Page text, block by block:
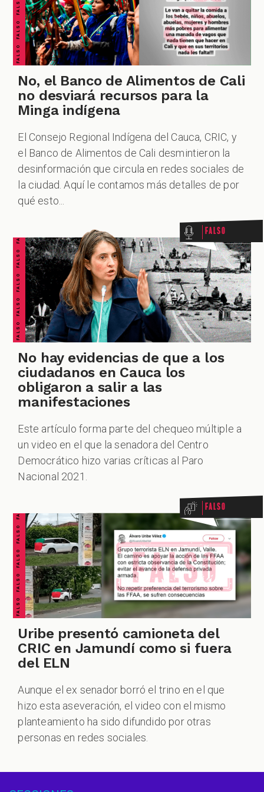
PODCAST
ZOOM
No, el Banco de Alimentos de Cali
no desviará recursos para la
Minga indígena
El Consejo Regional Indígena del Cauca, CRIC, y
el Banco de Alimentos de Cali desmintieron la
desinformación que circula en redes sociales de
la ciudad. Aquí le contamos más detalles de por
qué esto...
FALSO FALSO FALSO FALSO FALSO FALSO FALSO Falso
No hay evidencias de que a los
ciudadanos en Cauca los
obligaron a salir a las
manifestaciones
Este artículo forma parte del chequeo múltiple a
un video en el que la senadora del Centro
Democrático hizo varias críticas al Paro
Nacional 2021.
FALSO FALSO FALSO FALSO FALSO FALSO FALSO Falso
Uribe presentó camioneta del
CRIC en Jamundí como si fuera
del ELN
Aunque el ex senador borró el trino en el que
hizo esta aseveración, el video con el mismo
planteamiento ha sido difundido por otras
personas en redes sociales.